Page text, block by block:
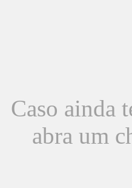
Caso ainda
abra um